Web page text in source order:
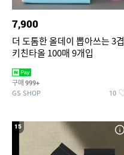
7,900
더 도톰한 올데이 뽑아쓰는 3겹
키친타올 100매 9개입
구매 999+
GS SHOP 10
15